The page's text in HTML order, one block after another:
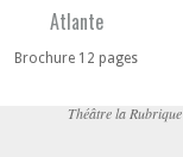
Atlante
Brochure 12 pages